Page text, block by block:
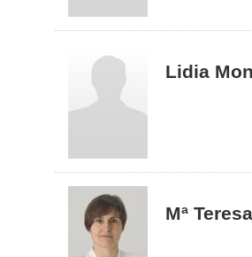
Lidia
Mª